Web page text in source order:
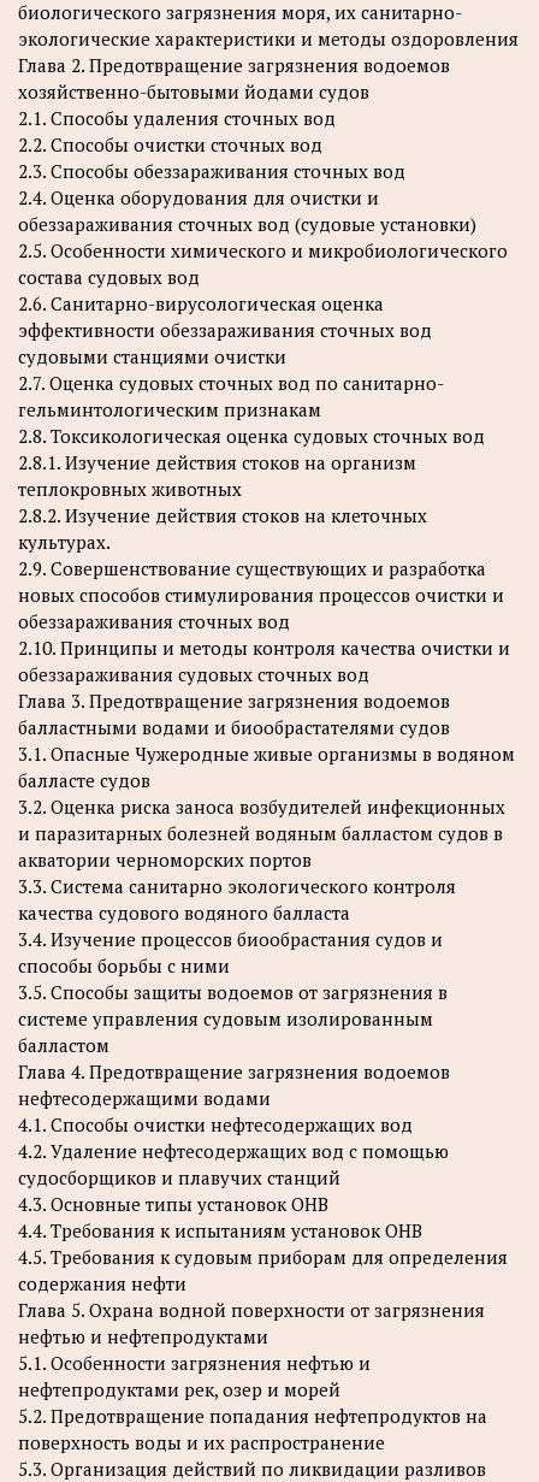
биологического загрязнения моря, их санитарно-
экологические характеристики и методы оздоровления
Глава 2. Предотвращение загрязнения водоемов
хозяйственно-бытовыми йодами судов
2.1. Способы удаления сточных вод
2.2. Способы очистки сточных вод
2.3. Способы обеззараживания сточных вод
2.4. Оценка оборудования для очистки и
обеззараживания сточных вод (судовые установки)
2.5. Особенности химического и микробиологического
состава судовых вод
2.6. Санитарно-вирусологическая оценка
эффективности обеззараживания сточных вод
судовыми станциями очистки
2.7. Оценка судовых сточных вод по санитарно-
гельминтологическим признакам
2.8. Токсикологическая оценка судовых сточных вод
2.8.1. Изучение действия стоков на организм
теплокровных животных
2.8.2. Изучение действия стоков на клеточных
культурах.
2.9. Совершенствование существующих и разработка
новых способов стимулирования процессов очистки и
обеззараживания сточных вод
2.10. Принципы и методы контроля качества очистки и
обеззараживания судовых сточных вод
Глава 3. Предотвращение загрязнения водоемов
балластными водами и биообрастателями судов
3.1. Опасные Чужеродные живые организмы в водяном
балласте судов
3.2. Оценка риска заноса возбудителей инфекционных
и паразитарных болезней водяным балластом судов в
акватории черноморских портов
3.3. Система санитарно экологического контроля
качества судового водяного балласта
3.4. Изучение процессов биообрастания судов и
способы борьбы с ними
3.5. Способы защиты водоемов от загрязнения в
системе управления судовым изолированным
балластом
Глава 4. Предотвращение загрязнения водоемов
нефтесодержащими водами
4.1. Способы очистки нефтесодержащих вод
4.2. Удаление нефтесодержащих вод с помощью
судосборщиков и плавучих станций
4.3. Основные типы установок ОНВ
4.4. Требования к испытаниям установок ОНВ
4.5. Требования к судовым приборам для определения
содержания нефти
Глава 5. Охрана водной поверхности от загрязнения
нефтью и нефтепродуктами
5.1. Особенности загрязнения нефтью и
нефтепродуктами рек, озер и морей
5.2. Предотвращение попадания нефтепродуктов на
поверхность воды и их распространение
5.3. Организация действий по ликвидации разливов